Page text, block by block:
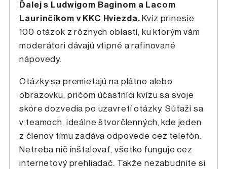
Ďalej s Ludwigom Baginom a Lacom
Laurinčíkom v KKC Hviezda. Kvíz prinesie
100 otázok z rôznych oblastí, ku ktorým vám
moderátori dávajú vtipné a rafinované
nápovedy.
Otázky sa premietajú na plátno alebo
obrazovku, pričom účastníci kvízu sa svoje
skóre dozvedia po uzavretí otázky. Súťaží sa
v teamoch, ideálne štvorčlenných, kde jeden
z členov tímu zadáva odpovede cez telefón.
Netreba nič inštalovať, všetko funguje cez
internetový prehliadač. Takže nezabudnite si